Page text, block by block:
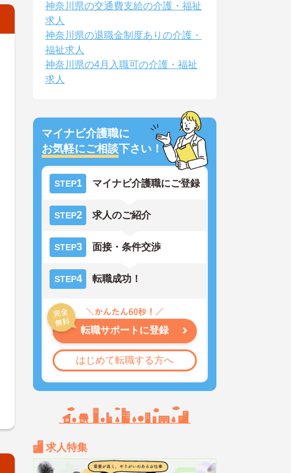
神奈川県の交通費支給の介護・福祉
求人
神奈川県の退職金制度ありの介護・
福祉求人
神奈川県の4月入職可の介護・福祉
求人
マイナビ介護職に
お気軽にご相談下さい！
STEP1 マイナビ介護職にご登録
STEP2 求人のご紹介
STEP3 面接・条件交渉
STEP4 転職成功！
転職サポートに登録
はじめて転職する方へ
求人特集